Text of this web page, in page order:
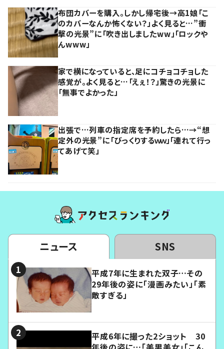
布団カバーを購入。しかし帰宅後→高1娘「こ
のカバーなんか怖くない？」よく見ると…”衝
撃の光景”に「吹き出しましたww」「ロックや
んwww」
家で横になっていると、足にコチョコチョした
感覚が。よく見ると…「えぇ！？」驚きの光景に
「無事でよかった」
出張で…列車の指定席を予約したら…→“想
定外の光景”に「びっくりするｗｗ」「連れて行っ
てあげて笑」
ニュース SNS
平成7年に生まれた双子…その
29年後の姿に「漫画みたい」「素
敵すぎる」
平成6年に撮った2ショット 30